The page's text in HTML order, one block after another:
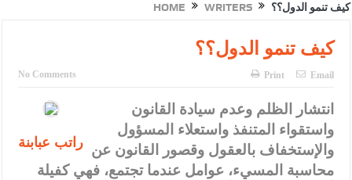
الجيش يفتح باب التجنيد لحملة البكالوريوس في الحقوق والقانون
بيان اجتماع عمّان:دعم الوصاية الهاشمية التاريخية على المقدسات
الأمن يتلف 16 مليون حبة كبتاجون و1480 كغم مواد مخدرة
النواب يقر مشروع تعديل قانون الملكية العقارية
القاضي يلتقي رؤساء تحرير الصحف اليومية ويؤكد حرص مجلس النواب
HOME WRITERS كيف تنمو الدول؟؟
كيف تنمو الدول؟؟
No Comments Print Email
راتب عبابنة
انتشار الظلم وعدم سيادة القانون
واستقواء المتنفذ واستعلاء المسؤول
والإستخفاف بالعقول وقصور القانون عن
محاسبة المسيء، عوامل عندما تجتمع، فهي كفيلة